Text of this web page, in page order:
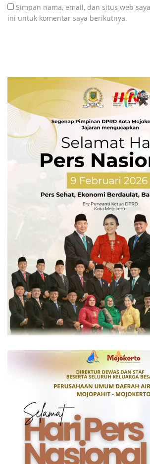
Simpan nama, email, dan situs web
ini untuk komentar saya berikutnya.